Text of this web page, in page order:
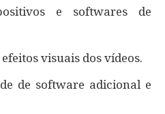
e softwares de
visuais dos vídeos.
de software adicional e